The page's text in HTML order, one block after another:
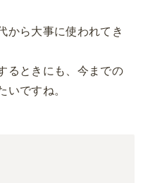
から大事に使われてき
るときにも、今までの
いですね。